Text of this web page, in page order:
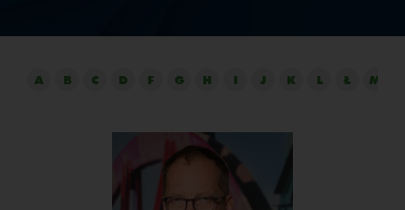
A B C D F G H I J K L Ł M